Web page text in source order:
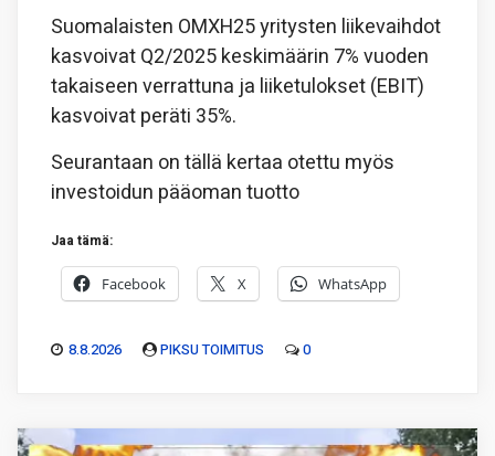
Suomalaisten OMXH25 yritysten liikevaihdot
kasvoivat Q2/2025 keskimäärin 7% vuoden
takaiseen verrattuna ja liiketulokset (EBIT)
kasvoivat peräti 35%.
Seurantaan on tällä kertaa otettu myös
investoidun pääoman tuotto
Jaa tämä:
Facebook X WhatsApp
8.8.2026 PIKSU TOIMITUS 0